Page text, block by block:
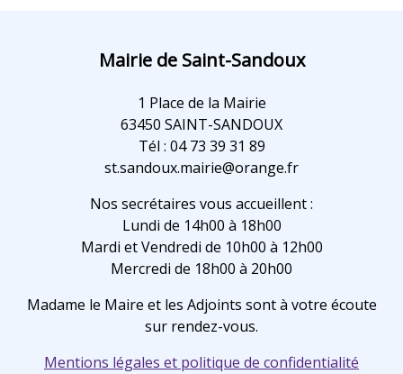
Mairie de Saint-Sandoux
1 Place de la Mairie
63450 SAINT-SANDOUX
Tél : 04 73 39 31 89
st.sandoux.mairie@orange.fr
Nos secrétaires vous accueillent :
Lundi de 14h00 à 18h00
Mardi et Vendredi de 10h00 à 12h00
Mercredi de 18h00 à 20h00
Madame le Maire et les Adjoints sont à votre écoute
sur rendez-vous.
Mentions légales et politique de confidentialité